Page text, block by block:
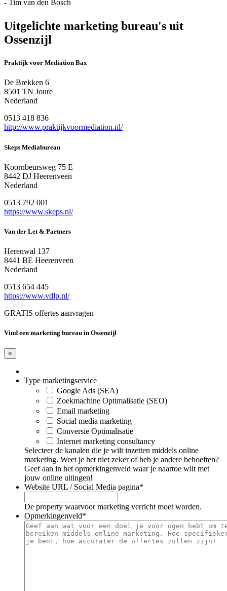
- Tim van den Bosch
Uitgelichte marketing bureau's uit
Ossenzijl
Praktijk voor Mediation Bax
De Brekken 6
8501 TN Joure
Nederland
0513 418 836
http://www.praktijkvoormediation.nl/
Skeps Mediabureau
Koornbeursweg 75 E
8442 DJ Heerenveen
Nederland
0513 792 001
https://www.skeps.nl/
Van der Let & Partners
Herenwal 137
8441 BE Heerenveen
Nederland
0513 654 445
https://www.vdlp.nl/
GRATIS offertes aanvragen
Vind een marketing bureau in Ossenzijl
×
Type marketingservice
Google Ads (SEA)
Zoekmachine Optimalisatie (SEO)
Email marketing
Social media marketing
Conversie Optimalisatie
Internet marketing consultancy
Selecteer de kanalen die je wilt inzetten middels online
marketing. Weet je het niet zeker of heb je andere behoeften?
Geef aan in het opmerkingenveld waar je naartoe wilt met
jouw online uitingen!
Website URL / Social Media pagina*
De property waarvoor marketing verricht moet worden.
Opmerkingenveld*